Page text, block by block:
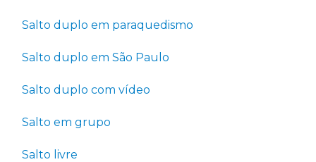
Salto duplo em paraquedismo
Salto duplo em São Paulo
Salto duplo com vídeo
Salto em grupo
Salto livre